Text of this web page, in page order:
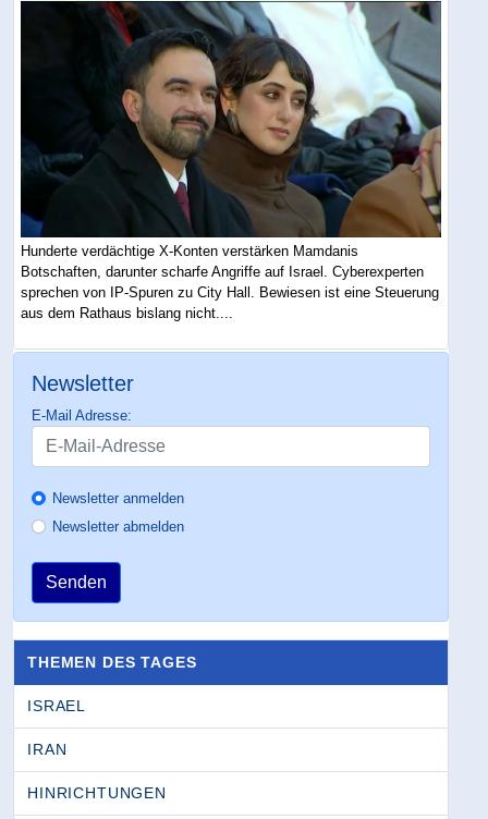
Hunderte verdächtige X-Konten verstärken Mamdanis
Botschaften, darunter scharfe Angriffe auf Israel. Cyberexperten
sprechen von IP-Spuren zu City Hall. Bewiesen ist eine Steuerung
aus dem Rathaus bislang nicht....
Newsletter
E-Mail Adresse:
Newsletter anmelden
Newsletter abmelden
Senden
THEMEN DES TAGES
ISRAEL
IRAN
HINRICHTUNGEN